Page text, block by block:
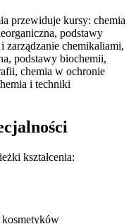
przewiduje kursy: chemia
podstawy
zarządzanie chemikaliami,
podstawy biochemii,
chemia w ochronie
i techniki
kształcenia: